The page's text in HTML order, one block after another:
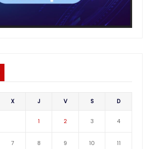
X J V S D
1 2 3 4
7 8 9 10 11